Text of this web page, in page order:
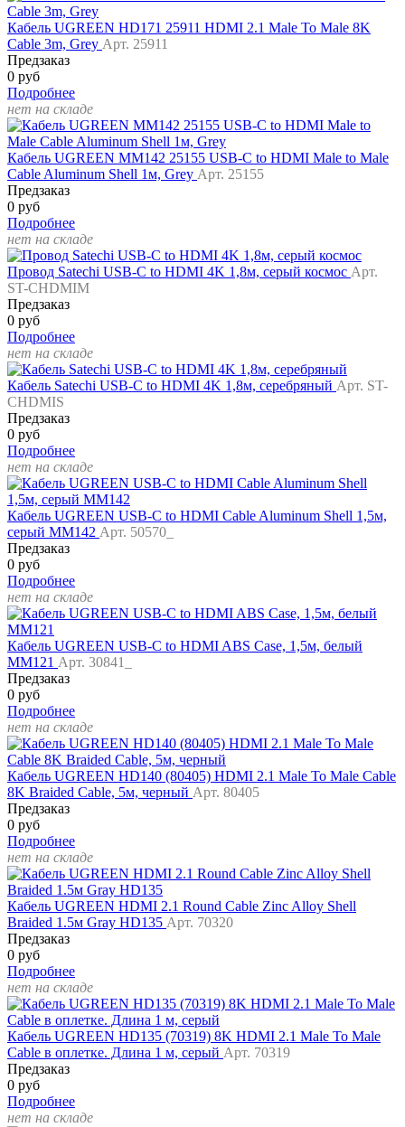
Кабель UGREEN HD171 25911 HDMI 2.1 Male To Male 8K
Cable 3m, Grey Арт. 25911
Предзаказ
0 руб
Подробнее
нет на складе
Кабель UGREEN MM142 25155 USB-C to HDMI Male to Male
Cable Aluminum Shell 1м, Grey Арт. 25155
Предзаказ
0 руб
Подробнее
нет на складе
Провод Satechi USB-C to HDMI 4K 1,8м, серый космос Арт.
ST-CHDMIM
Предзаказ
0 руб
Подробнее
нет на складе
Кабель Satechi USB-C to HDMI 4K 1,8м, серебряный Арт. ST-
CHDMIS
Предзаказ
0 руб
Подробнее
нет на складе
Кабель UGREEN USB-C to HDMI Cable Aluminum Shell 1,5м,
серый MM142 Арт. 50570_
Предзаказ
0 руб
Подробнее
нет на складе
Кабель UGREEN USB-C to HDMI ABS Case, 1,5м, белый
MM121 Арт. 30841_
Предзаказ
0 руб
Подробнее
нет на складе
Кабель UGREEN HD140 (80405) HDMI 2.1 Male To Male Cable
8K Braided Cable, 5м, черный Арт. 80405
Предзаказ
0 руб
Подробнее
нет на складе
Кабель UGREEN HDMI 2.1 Round Cable Zinc Alloy Shell
Braided 1.5м Gray HD135 Арт. 70320
Предзаказ
0 руб
Подробнее
нет на складе
Кабель UGREEN HD135 (70319) 8K HDMI 2.1 Male To Male
Cable в оплетке. Длина 1 м, серый Арт. 70319
Предзаказ
0 руб
Подробнее
нет на складе